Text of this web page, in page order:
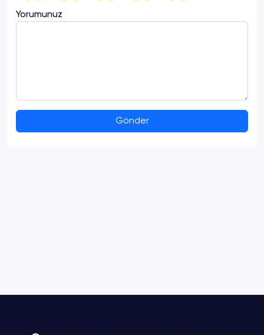
Yorumunuz
Gönder